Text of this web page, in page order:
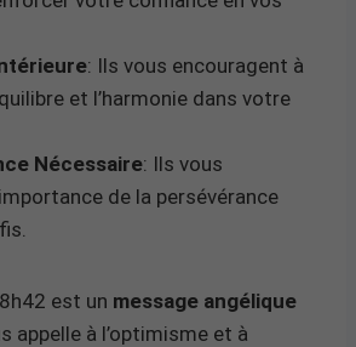
: Ils vous encouragent à
et l’harmonie dans votre
Nécessaire: Ils vous
de la persévérance
est un message angélique
appelle à l’optimisme et à